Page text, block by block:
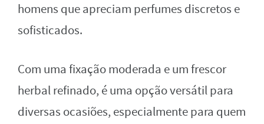
homens que apreciam perfumes discretos e
sofisticados.
Com uma fixação moderada e um frescor
herbal refinado, é uma opção versátil para
diversas ocasiões, especialmente para quem